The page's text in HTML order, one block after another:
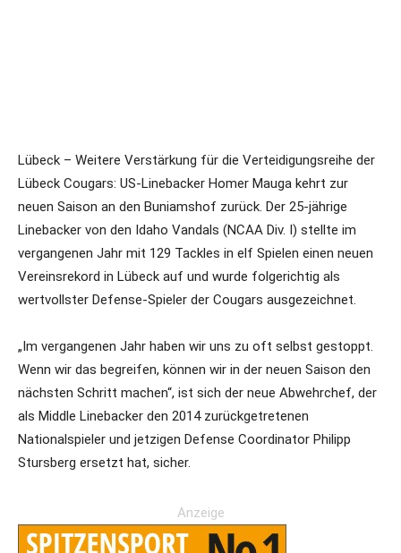
Lübeck – Weitere Verstärkung für die Verteidigungsreihe der
Lübeck Cougars: US-Linebacker Homer Mauga kehrt zur
neuen Saison an den Buniamshof zurück. Der 25-jährige
Linebacker von den Idaho Vandals (NCAA Div. I) stellte im
vergangenen Jahr mit 129 Tackles in elf Spielen einen neuen
Vereinsrekord in Lübeck auf und wurde folgerichtig als
wertvollster Defense-Spieler der Cougars ausgezeichnet.
„Im vergangenen Jahr haben wir uns zu oft selbst gestoppt.
Wenn wir das begreifen, können wir in der neuen Saison den
nächsten Schritt machen“, ist sich der neue Abwehrchef, der
als Middle Linebacker den 2014 zurückgetretenen
Nationalspieler und jetzigen Defense Coordinator Philipp
Stursberg ersetzt hat, sicher.
Anzeige